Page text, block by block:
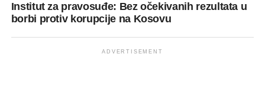
Institut za pravosuđe: Bez očekivanih rezultata u
borbi protiv korupcije na Kosovu
ADVERTISEMENT